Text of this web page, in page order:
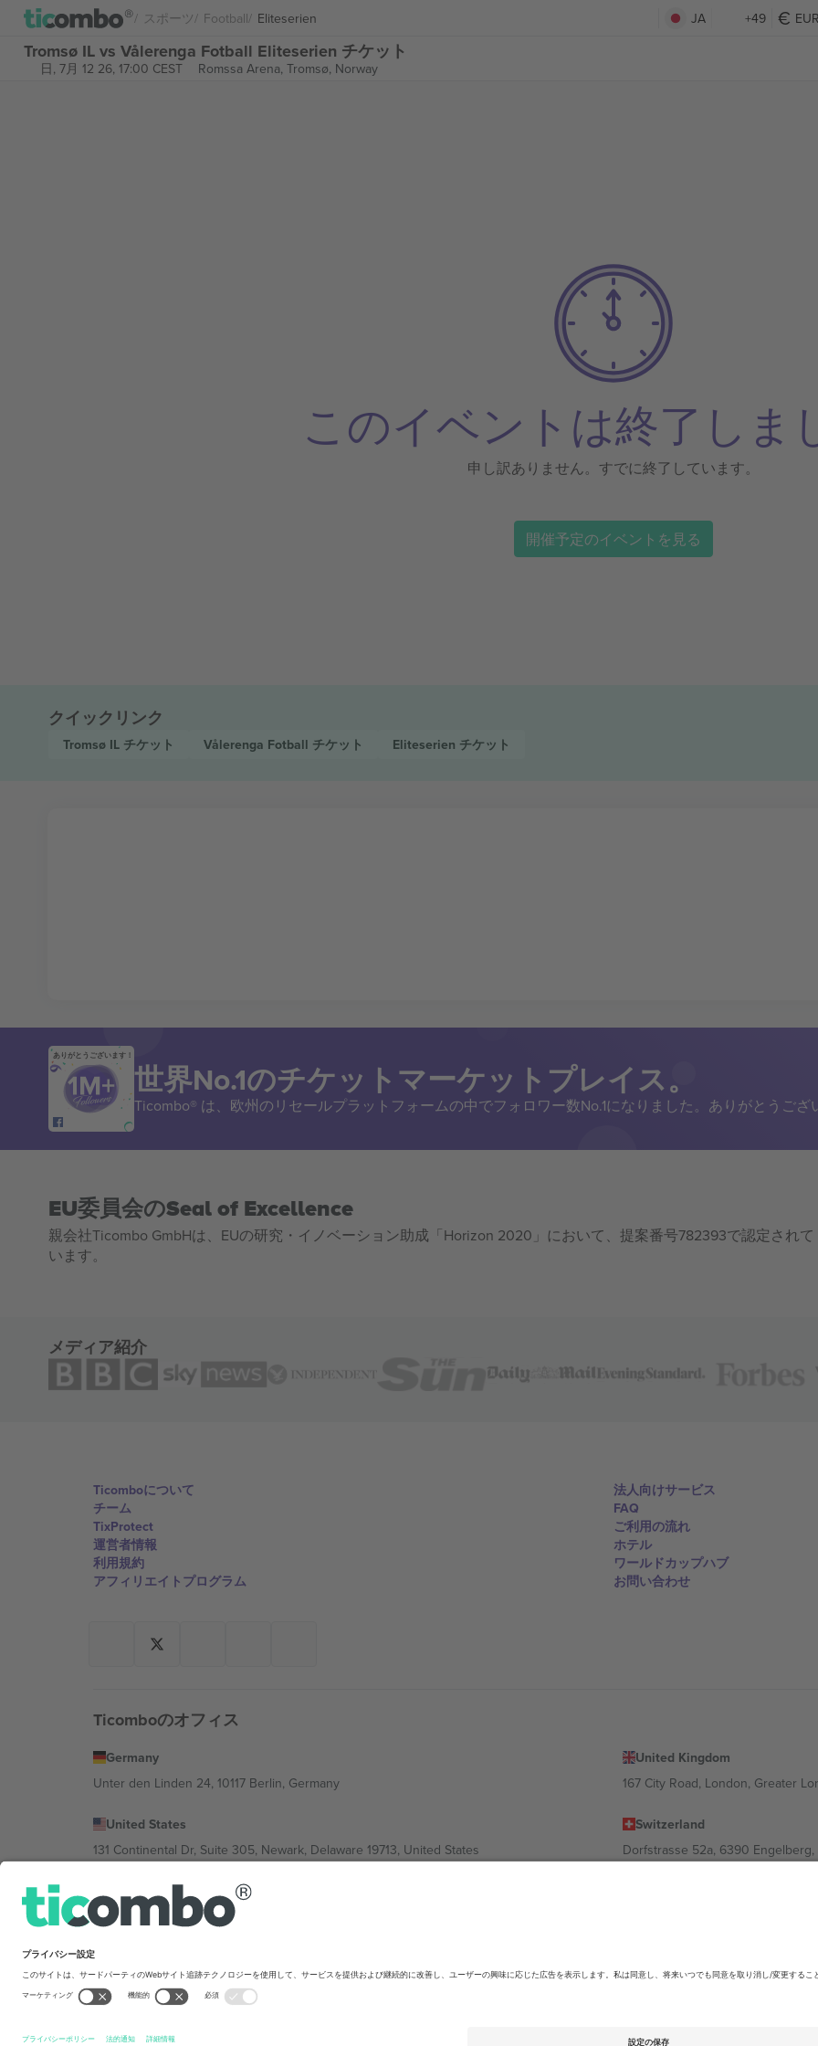
スポーツ Football Eliteserien JA +49
Tromsø IL vs Vålerenga Fotball Eliteserien チケット
日, 7月 12 26, 17:00 CEST Romssa Arena, Tromsø, Norway
このイベントは終了しま
申し訳ありません。すでに終了しています。
開催予定のイベントを見る
クイックリンク
Tromsø IL チケット Vålerenga Fotball チケット Eliteserien チケット
ありがとうございます！
世界No.1のチケットマーケットプレイス。
Ticombo® は、欧州のリセールプラットフォームの中でフォロワー数No.1になりました。ありがとうござ
EU委員会のSeal of Excellence
親会社Ticombo GmbHは、EUの研究・イノベーション助成「Horizon 2020」において、提案番号782393で認定されて
います。
メディア紹介
Ticomboについて
チーム
TixProtect
運営者情報
利用規約
アフィリエイトプログラム
法人向けサービス
FAQ
ご利用の流れ
ホテル
ワールドカップハブ
お問い合わせ
Ticomboのオフィス
Germany
Unter den Linden 24, 10117 Berlin, Germany
United Kingdom
167 City Road, London, Greater
United States
131 Continental Dr, Suite 305, Newark, Delaware 19713, United States
Switzerland
Dorfstrasse 52a, 6390
Bulgaria
Regus Sofia City West, bul Totleben 53-55, 1606 Sofia, Bulgaria
Av Chapultepec 360, Roma Norte, Cuauhtémoc, 06700 Ciudad de México, CDMX, Mexico
を禁じます.